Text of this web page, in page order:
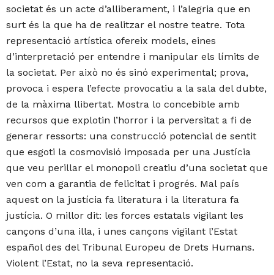
societat és un acte d’alliberament, i l’alegria que en
surt és la que ha de realitzar el nostre teatre. Tota
representació artística ofereix models, eines
d’interpretació per entendre i manipular els límits de
la societat. Per això no és sinó experimental; prova,
provoca i espera l’efecte provocatiu a la sala del dubte,
de la màxima llibertat. Mostra lo concebible amb
recursos que explotin l’horror i la perversitat a fi de
generar ressorts: una construcció potencial de sentit
que esgoti la cosmovisió imposada per una Justícia
que veu perillar el monopoli creatiu d’una societat que
ven com a garantia de felicitat i progrés. Mal país
aquest on la justícia fa literatura i la literatura fa
justícia. O millor dit: les forces estatals vigilant les
cançons d’una illa, i unes cançons vigilant l’Estat
español des del Tribunal Europeu de Drets Humans.
Violent l’Estat, no la seva representació.